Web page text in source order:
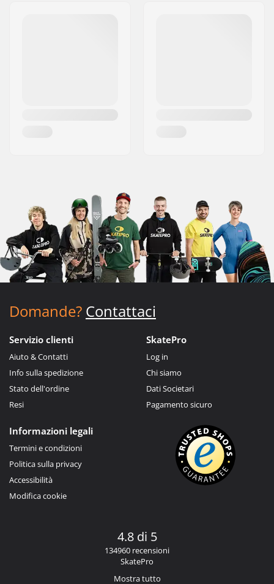
Domande? Contattaci
Servizio clienti
Aiuto & Contatti
Info sulla spedizione
Stato dell'ordine
Resi
SkatePro
Log in
Chi siamo
Dati Societari
Pagamento sicuro
Informazioni legali
Termini e condizioni
Politica sulla privacy
Accessibilità
Modifica cookie
4.8 di 5
134960 recensioni
SkatePro
Mostra tutto